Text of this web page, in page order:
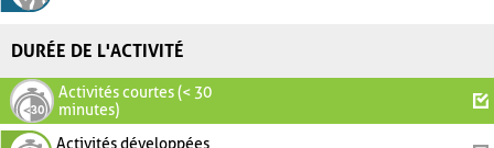
DURÉE DE L'ACTIVITÉ
Activités courtes (< 30
minutes)
Activités développées